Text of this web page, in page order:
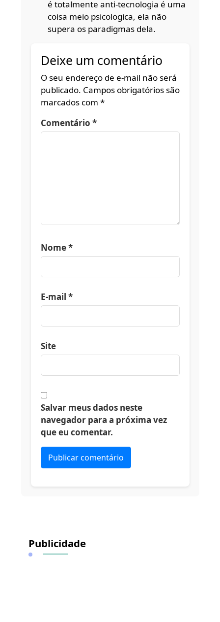
é totalmente anti-tecnologia é uma
coisa meio psicologica, ela não
supera os paradigmas dela.
Deixe um comentário
O seu endereço de e-mail não será
publicado. Campos obrigatórios são
marcados com *
Comentário *
Nome*
E-mail *
Site
Salvar meus dados neste
navegador para a próxima vez
que eu comentar.
Publicidade